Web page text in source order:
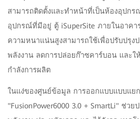
สามารถติดตั้งและทำหน้าที่เป็นห้องอุปก
อุปกรณ์ที่มีอยู่ ตู้ iSuperSite ภายในอาค
ความหนาแน่นสูงสามารถใช้เพื่อปรับปรุง
พลังงาน ลดการปล่อยก๊าซคาร์บอน และ
กำลังการผลิต
ในแง่ของศูนย์ข้อมูล การออกแบบแบบแย
"FusionPower6000 3.0 + SmartLi" ช่ว